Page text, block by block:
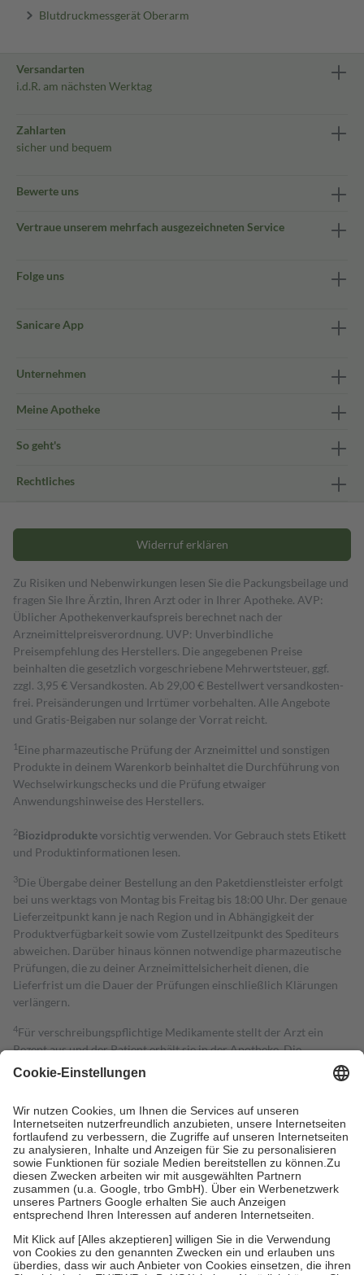
Blutdruckmessgerät Oberarm
Versandarten
i.d.R. am nächsten Werktag
Zahlarten
sicher und bequem
Bewerte uns
Vertraue unserem mehrfach ausgezeichneten Service
Folge uns
Sanicare App
Unternehmen
Meine Apotheke
So geht's
Rechtliches
Widerruf erklären
Zu Risiken und Nebenwirkungen lesen Sie die Packungsbeilage und
fragen Sie Ihre Ärztin, Ihren Arzt oder in Ihrer Apotheke. AVP:
Üblicher Apothekenverkaufspreis berechnet nach der
Arzneimittelpreisverordnung. UVP: Unverbindliche
Preisempfehlung des Herstellers. Die angegebenen Preise
beinhalten die gesetzlich vorgeschriebene Mehrwertsteuer, ggf.
zzgl. 3,95 € Versandkosten. Ab 29,00 € Bestell­wert versand­kosten­
frei. Preisänderungen und Irrtümer vorbehalten. Alle Angebote
und Gratis-Beigaben nur solange der Vorrat reicht.
1 Eine pharmazeutische Prüfung der Arzneimittel und sonstigen
Produkte in deinem Warenkorb beinhaltet die Durchführung von
Wechselwirkungschecks und die Prüfung etwaiger
Anwendungshinweise des Herstellers.
2Biozidproduktevorsichtig verwenden. Vor Gebrauch stets Etikett
und Produktinformationen lesen.
3Die Übergabe deiner Bestellung an den Paketdienstleister erfolgt
bei uns werktags von Montag bis Freitag bis 18:00 Uhr. Der genaue
Lieferzeitpunkt kann je nach Region und in Abhängigkeit der
Produktverfügbarkeit sowie vom Zustellzeitpunkt des Spediteurs
abweichen. Darüber hinaus können notwendige pharmazeutische
Prüfungen, die zu deiner Arzneimittelsicherheit dienen, die
Lieferfrist um die Dauer der Prüfungen einschließlich Klärungen
verlängern.
4Für verschreibungspflichtige Medikamente stellt der Arzt ein
Rezept aus und der Patient erhält sie in der Apotheke. Die
gesetzliche Krankenversicherung übernimmt in der Regel die
Kosten dafür, der Versicherte trägt einen Teil davon als Zuzahlung
Grundsätzlich leisten Mitglieder Zuzahlungen in Höhe von zehn
Prozent des Abgabepreises,mindestens jedochfünf Euround
höchstens zehn Euro.Es sind jedoch nie mehr als die tatsächlichen
Kosten der Leistung zu entrichten.
Diese Regeln gelten grundsätzlich auch für Online-Apotheken.
Bei Heilmitteln und häuslicher Krankenpflege beträgt die
Zuzahlung zehn Prozent der Kosten sowie zehn Euro je
Verordnung.
Um das Engagement der Versicherten für ihre eigene Gesundheit zu
stärken und die besondere Stellung der Familie zu unterstützen,